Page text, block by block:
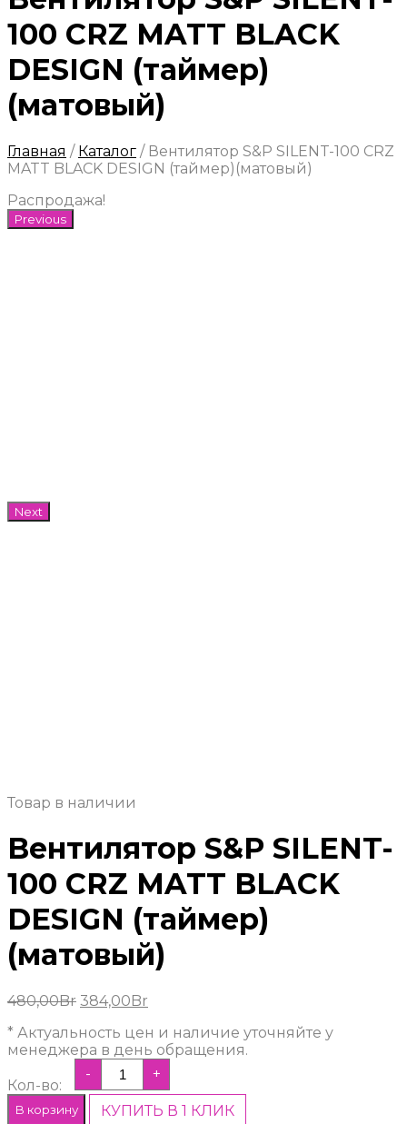
100 CRZ MATT BLACK
DESIGN (таймер)
(матовый)
Главная / Каталог / Вентилятор S&P SILENT-100 CRZ
MATT BLACK DESIGN (таймер)(матовый)
Распродажа!
Previous
Next
Товар в наличии
Вентилятор S&P SILENT-
100 CRZ MATT BLACK
DESIGN (таймер)
(матовый)
480,00Br Первоначальная
составляла
480,00Br.
384,00Br
384,00Br.
* Актуальность цен и наличие уточняйте у
менеджера в день обращения.
Кол-во:
- +
В корзину
КУПИТЬ В 1 КЛИК